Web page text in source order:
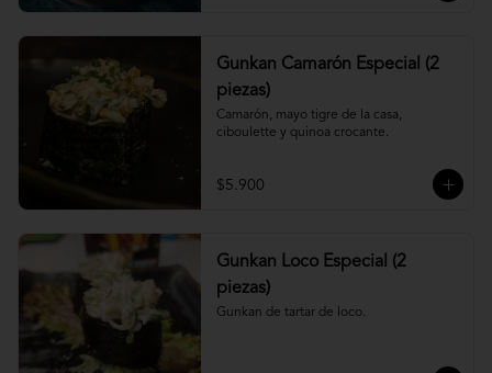
Gunkan Camarón Especial (2
piezas)
Camarón, mayo tigre de la casa,
ciboulette y quinoa crocante.
$5.900
Gunkan Loco Especial (2
piezas)
Gunkan de tartar de loco.